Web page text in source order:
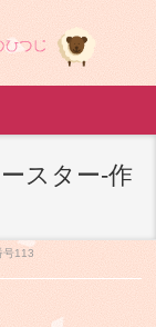
スター-作
号113